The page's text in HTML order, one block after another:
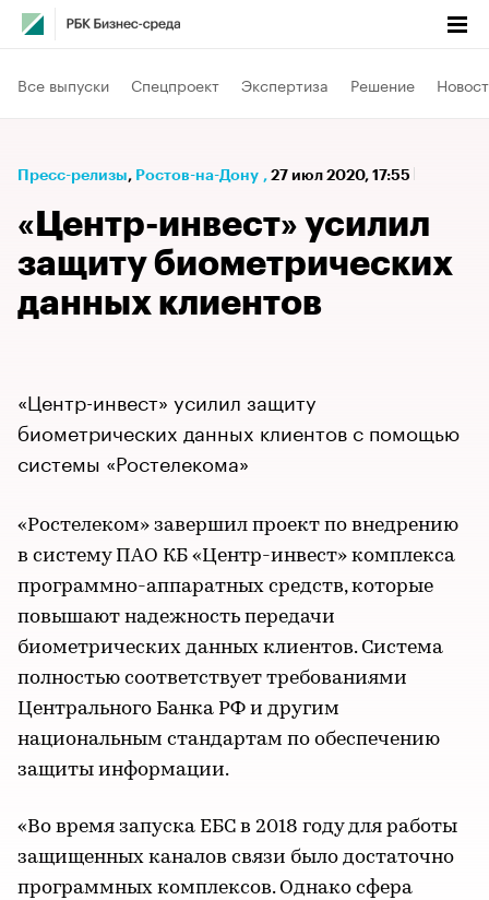
Все выпуски Спецпроект Экспертиза Решение
Пресс-релизы⁠, Ростов-на-Дону , 27 июл 2020, 17:55
«Центр-инвест» усилил
защиту биометрических
данных клиентов
«Центр-инвест» усилил защиту
биометрических данных клиентов с помощью
системы «Ростелекома»
«Ростелеком» завершил проект по внедрению
в систему ПАО КБ «Центр-инвест» комплекса
программно-аппаратных средств, которые
повышают надежность передачи
биометрических данных клиентов. Система
полностью соответствует требованиями
Центрального Банка РФ и другим
национальным стандартам по обеспечению
защиты информации.
«Во время запуска ЕБС в 2018 году для работы
защищенных каналов связи было достаточно
программных комплексов. Однако сфера